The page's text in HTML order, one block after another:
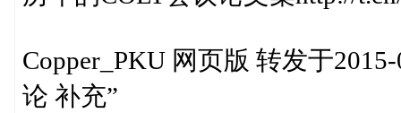
Copper_PKU 网页版 转发于
论 补充”